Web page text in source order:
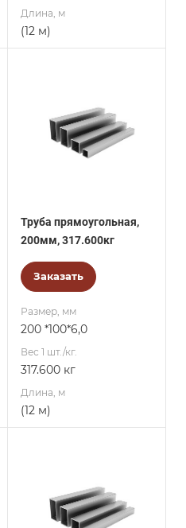
Длина, м
(12 м)
Труба прямоугольная,
200мм, 317.600кг
Заказать
Размер, мм
200 *100*6,0
Вес 1 шт./кг.
317.600 кг
Длина, м
(12 м)